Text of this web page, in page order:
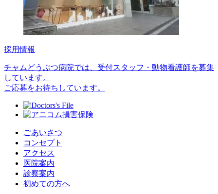
採用情報
チャムどうぶつ病院では、受付スタッフ・動物看護師を募集
しています。
ご応募をお待ちしています。
ごあいさつ
コンセプト
アクセス
医院案内
診察案内
初めての方へ